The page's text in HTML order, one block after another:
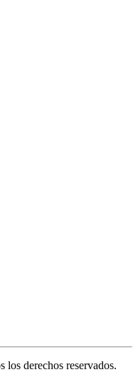
derechos reservados.